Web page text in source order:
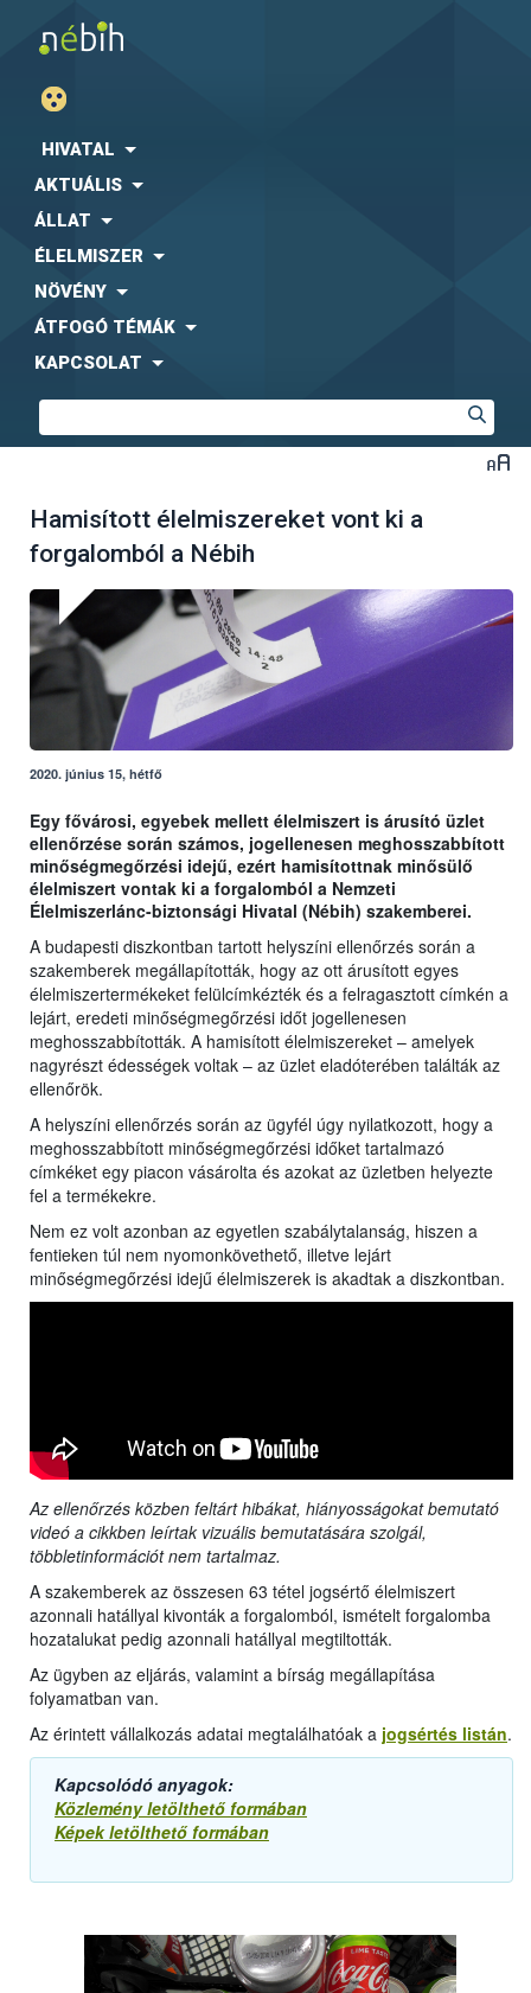
HIVATAL
AKTUÁLIS
ÁLLAT
ÉLELMISZER
NÖVÉNY
ÁTFOGÓ TÉMÁK
KAPCSOLAT
Hamisított élelmiszereket vont ki a
forgalomból a Nébih
2020. június 15, hétfő
Egy fővárosi, egyebek mellett élelmiszert is árusító üzlet
ellenőrzése során számos, jogellenesen meghosszabbított
minőségmegőrzési idejű, ezért hamisítottnak minősülő
élelmiszert vontak ki a forgalomból a Nemzeti
Élelmiszerlánc-biztonsági Hivatal (Nébih) szakemberei.
A budapesti diszkontban tartott helyszíni ellenőrzés során a
szakemberek megállapították, hogy az ott árusított egyes
élelmiszertermékeket felülcímkézték és a felragasztott címkén a
lejárt, eredeti minőségmegőrzési időt jogellenesen
meghosszabbították. A hamisított élelmiszereket – amelyek
nagyrészt édességek voltak – az üzlet eladóterében találták az
ellenőrök.
A helyszíni ellenőrzés során az ügyfél úgy nyilatkozott, hogy a
meghosszabbított minőségmegőrzési időket tartalmazó
címkéket egy piacon vásárolta és azokat az üzletben helyezte
fel a termékekre.
Nem ez volt azonban az egyetlen szabálytalanság, hiszen a
fentieken túl nem nyomonkövethető, illetve lejárt
minőségmegőrzési idejű élelmiszerek is akadtak a diszkontban.
Az ellenőrzés közben feltárt hibákat, hiányosságokat bemutató
videó a cikkben leírtak vizuális bemutatására szolgál,
többletinformációt nem tartalmaz.
A szakemberek az összesen 63 tétel jogsértő élelmiszert
azonnali hatállyal kivonták a forgalomból, ismételt forgalomba
hozatalukat pedig azonnali hatállyal megtiltották.
Az ügyben az eljárás, valamint a bírság megállapítása
folyamatban van.
Az érintett vállalkozás adatai megtalálhatóak a jogsértés listán.
Kapcsolódó anyagok:
Közlemény letölthető formában
Képek letölthető formában